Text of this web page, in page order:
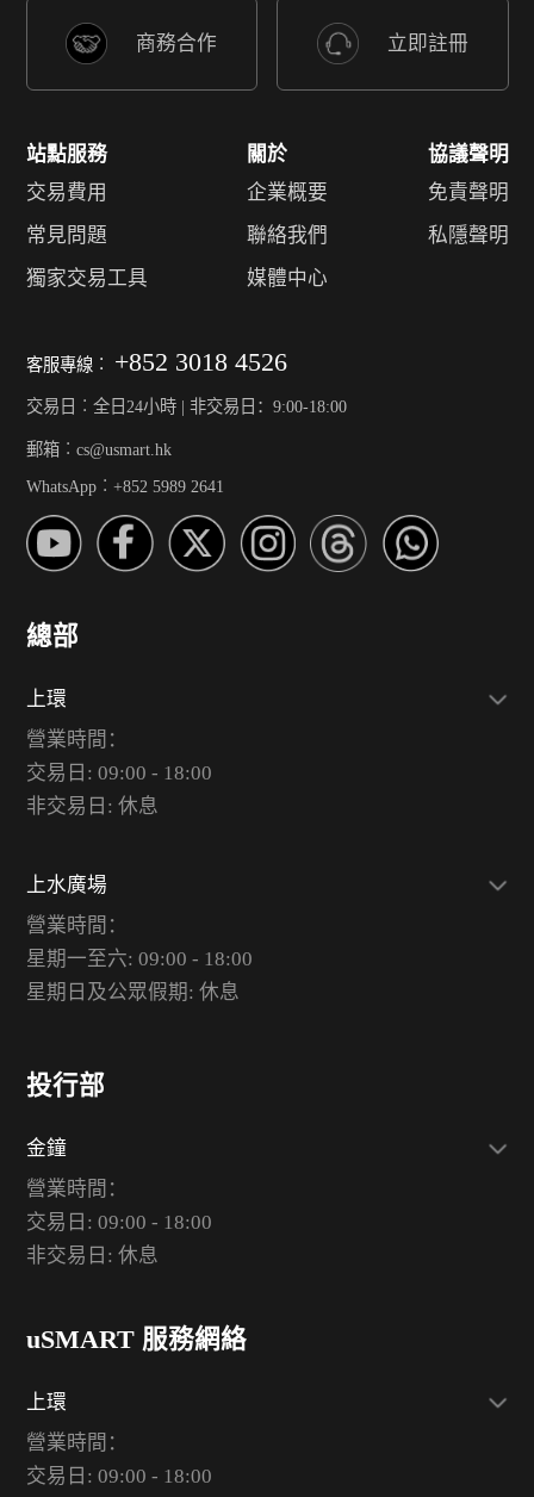
商務合作 立即註冊
站點服務
交易費用
常見問題
獨家交易工具
關於
企業概要
聯絡我們
媒體中心
協議聲明
免責聲明
私隱聲明
客服專線︰ +852 3018 4526
交易日︰全日24小時 | 非交易日：9:00-18:00
郵箱︰cs@usmart.hk
WhatsApp︰+852 5989 2641
總部
上環
營業時間：
交易日: 09:00 - 18:00
非交易日: 休息
上水廣場
營業時間：
星期一至六: 09:00 - 18:00
星期日及公眾假期: 休息
投行部
金鐘
營業時間：
交易日: 09:00 - 18:00
非交易日: 休息
uSMART 服務網絡
上環
營業時間：
交易日: 09:00 - 18:00